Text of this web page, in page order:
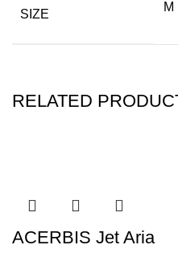
SIZE
M
RELATED
ACERBIS Jet Aria